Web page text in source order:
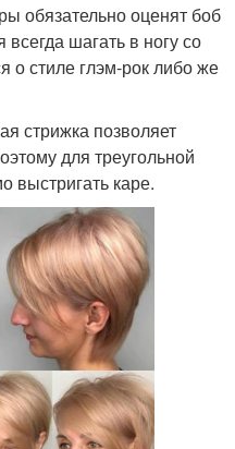
обязательно оценят боб
всегда шагать в ногу со
о стиле глэм-рок либо же
стрижка позволяет
для треугольной
каре.